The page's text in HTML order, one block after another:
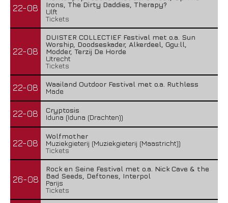
22-08
Irons, The Dirty Daddies, Therapy?
Ulft
Tickets
22-08
DUISTER COLLECTIEF Festival met o.a. Sun
Worship, Doodseskader, Alkerdeel, Ggu:ll,
Modder, Terzij De Horde
Utrecht
Tickets
22-08
Waailand Outdoor Festival met o.a. Ruthless
Made
22-08
Cryptosis
Iduna (Iduna (Drachten))
22-08
Wolfmother
Muziekgieterij (Muziekgieterij (Maastricht))
Tickets
26-08
Rock en Seine Festival met o.a. Nick Cave & the
Bad Seeds, Deftones, Interpol
Parijs
Tickets